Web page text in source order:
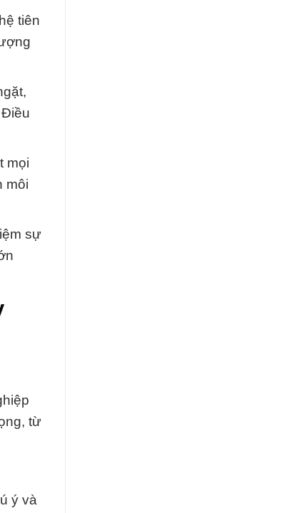
tiên
mọi
môi
sự
từ
ý và